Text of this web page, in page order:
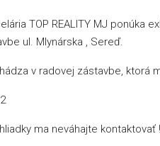
TOP REALITY MJ ponúka
ul. Mlynárska , Sereď.
v radovej zástavbe, ktorá
ma neváhajte kontaktovať !